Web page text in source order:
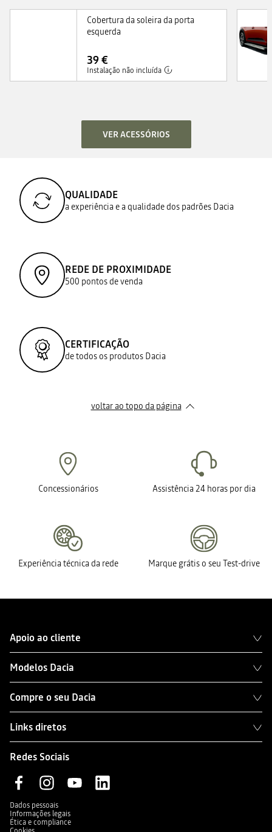
Cobertura da soleira da porta
esquerda
39 €
Instalação não incluída
VER ACESSÓRIOS
QUALIDADE
a experiência e a qualidade dos padrões Dacia
REDE DE PROXIMIDADE
500 pontos de venda
CERTIFICAÇÃO
de todos os produtos Dacia
voltar ao topo da página
Concessionários Assistência 24 horas por dia
Experiência técnica da rede Marque grátis o seu Test-drive
Apoio ao cliente
Modelos Dacia
Compre o seu Dacia
Links diretos
Redes Sociais
Dados pessoais
Informações legais
Ética e compliance